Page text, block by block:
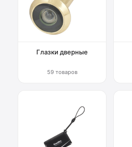
Глазки дверные
59 товаров